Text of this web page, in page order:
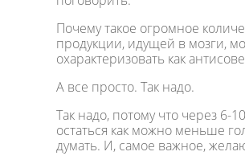
Почему такое огромное
продукции, идущей в мозги,
охарактеризовать как
А все просто. Так надо.
Так надо, потому что через 6-
остаться как можно меньше
думать. И, самое важное,